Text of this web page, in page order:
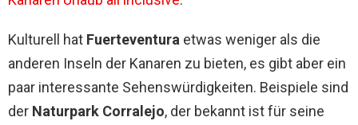
Kulturell hat Fuerteventura etwas weniger als die
anderen Inseln der Kanaren zu bieten, es gibt aber ein
paar interessante Sehenswürdigkeiten. Beispiele sind
der Naturpark Corralejo, der bekannt ist für seine